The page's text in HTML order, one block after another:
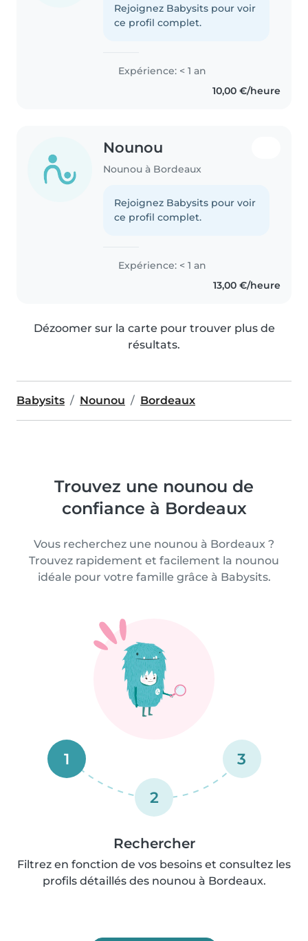
Rejoignez Babysits pour voir
ce profil complet.
Expérience: < 1 an
10,00 €/heure
Nounou
Nounou à Bordeaux
Rejoignez Babysits pour voir
ce profil complet.
Expérience: < 1 an
13,00 €/heure
Dézoomer sur la carte pour trouver plus de
résultats.
Babysits Nounou Bordeaux
Trouvez une nounou de
confiance à Bordeaux
Vous recherchez une nounou à Bordeaux ?
Trouvez rapidement et facilement la nounou
idéale pour votre famille grâce à Babysits.
1
2
3
Rechercher
Filtrez en fonction de vos besoins et consultez les
profils détaillés des nounou à Bordeaux.